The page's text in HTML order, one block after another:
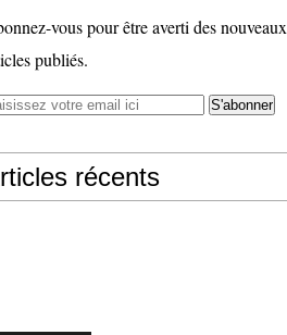
vous pour être averti des nouveaux
publiés.
récents